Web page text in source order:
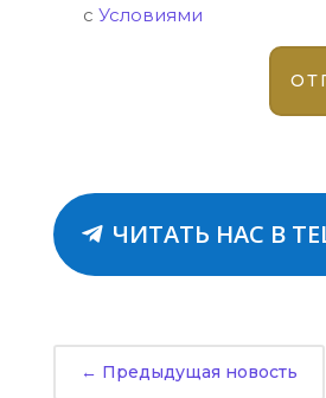
с Условиями
ЧИТАТЬ НАС В
← Предыдущая новость